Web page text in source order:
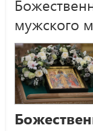
мужского